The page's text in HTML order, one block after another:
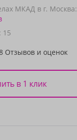
МКАД в г. Москва:
15
Отзывов и оценок
в 1 клик